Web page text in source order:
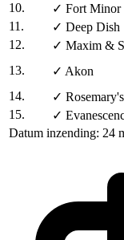
10.
✓ Fort Minor
11.
✓ Deep Dish
12.
✓ Maxim &
13.
✓ Akon
14.
✓
15.
✓
Datum inzending: 24